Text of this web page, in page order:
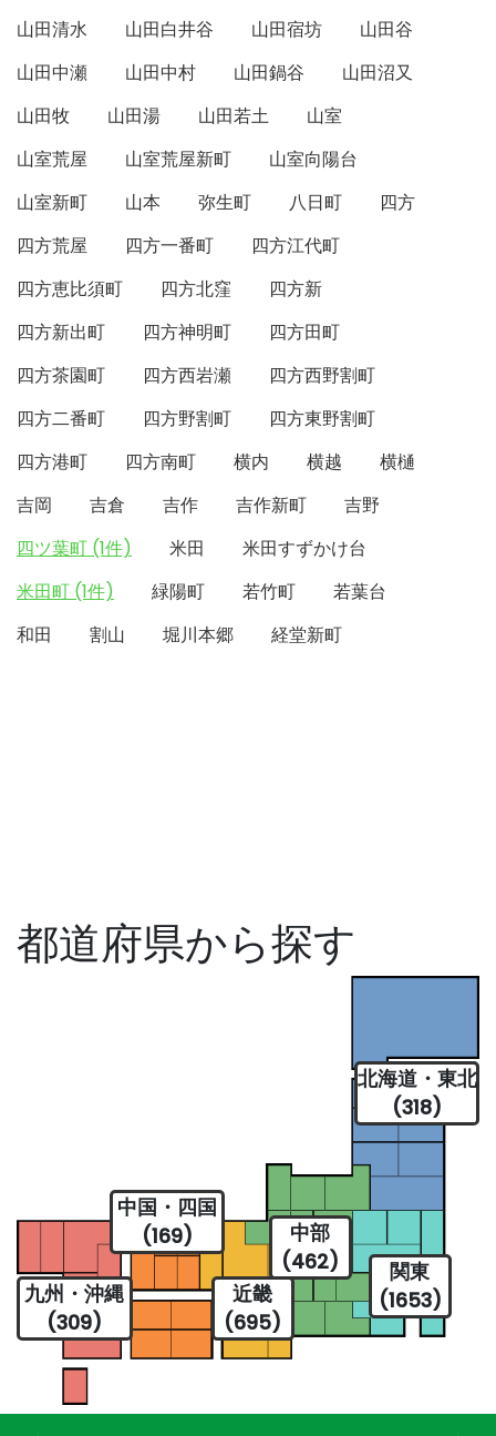
山田清水
山田白井谷 山田宿坊
山田谷
山田中瀬
山田中村 山田鍋谷
山田沼又
山田牧
山田湯 山田若土
山室
山室荒屋
山室荒屋新町
山室向陽台
山室新町
山本 弥生町 八日町
四方
四方荒屋
四方一番町
四方江代町
四方恵比須町
四方北窪
四方新
四方新出町
四方神明町
四方田町
四方茶園町
四方西岩瀬
四方西野割町
四方二番町
四方野割町
四方東野割町
四方港町
四方南町 横内 横越
横樋
吉岡
吉倉 吉作 吉作新町
吉野
四ツ葉町 (1件)
米田
米田すずかけ台
米田町 (1件)
緑陽町 若竹町
若葉台
和田
割山 堀川本郷 経堂新町
都道府県から探す
北海道・東北
(318)
関東
(1653)
中部
(462)
近畿
(695)
中国・四国
(169)
九州・沖縄
(309)